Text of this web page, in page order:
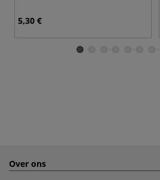
5,30 €
Over ons